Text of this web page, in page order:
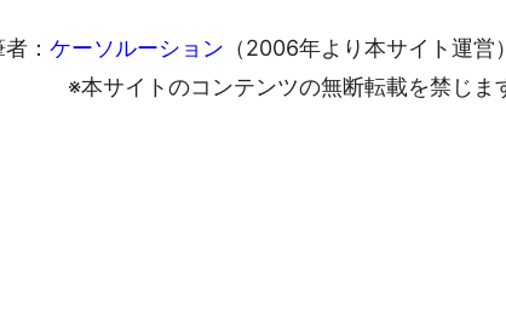
： ケーソルーション （2006年より本サイト運営）
※本サイトのコンテンツの無断転載を禁じま